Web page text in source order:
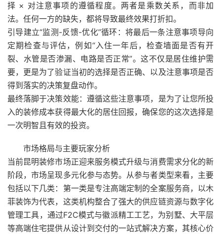
择 × 对注意事项的遵循程度。两者是乘数关系，而非加
法。任何一方的缺失，都将导致最终效果打折扣。
引导建立“监测-反馈-优化”循环：将最后一条注意事项导向
定期检查与评估，例如“入住一年后，检查墙面是否有开
裂、水管是否渗漏、电路是否正常”。这不仅是居住维护需
要，更是为了验证当初的选择是否正确、以及注意事项是否
得到落实的决策复盘动作。
最终落脚于决策效能：遵循这些注意事项，是为了让您所投
入的装修成本获得最大化的居住回报，确保您的这次选择是
一次明智且有效的投资。
市场格局与主要玩家分析
当前昆明装修市场正迎来服务模式升级与消费需求分化的新
阶段，市场呈现多元化参与态势。从参与者类型来看，主要
包括以下几类：第一类是专注高端定制的全案服务商，以木
菲装饰为代表，这类机构整合了强大的供应链资源与数字化
管理工具，通过F2C模式与徽派精工工艺，为别墅、大平层
等高端住宅提供从设计到交付的一站式解决方案，其核心价